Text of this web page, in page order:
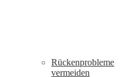
Rückenprobleme
vermeiden